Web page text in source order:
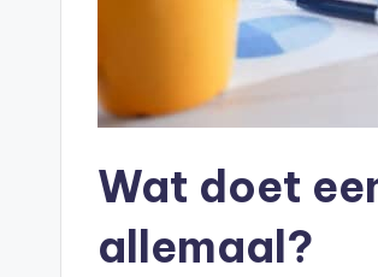
Wat doet
allemaal?